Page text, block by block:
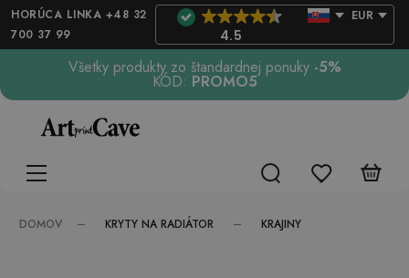
HORÚCA LINKA +48 32
700 37 99
4.5
EUR
Všetky produkty zo štandardnej ponuky -5%
KÓD: PROMO5
DOMOV KRYTY NA RADIÁTOR KRAJINY